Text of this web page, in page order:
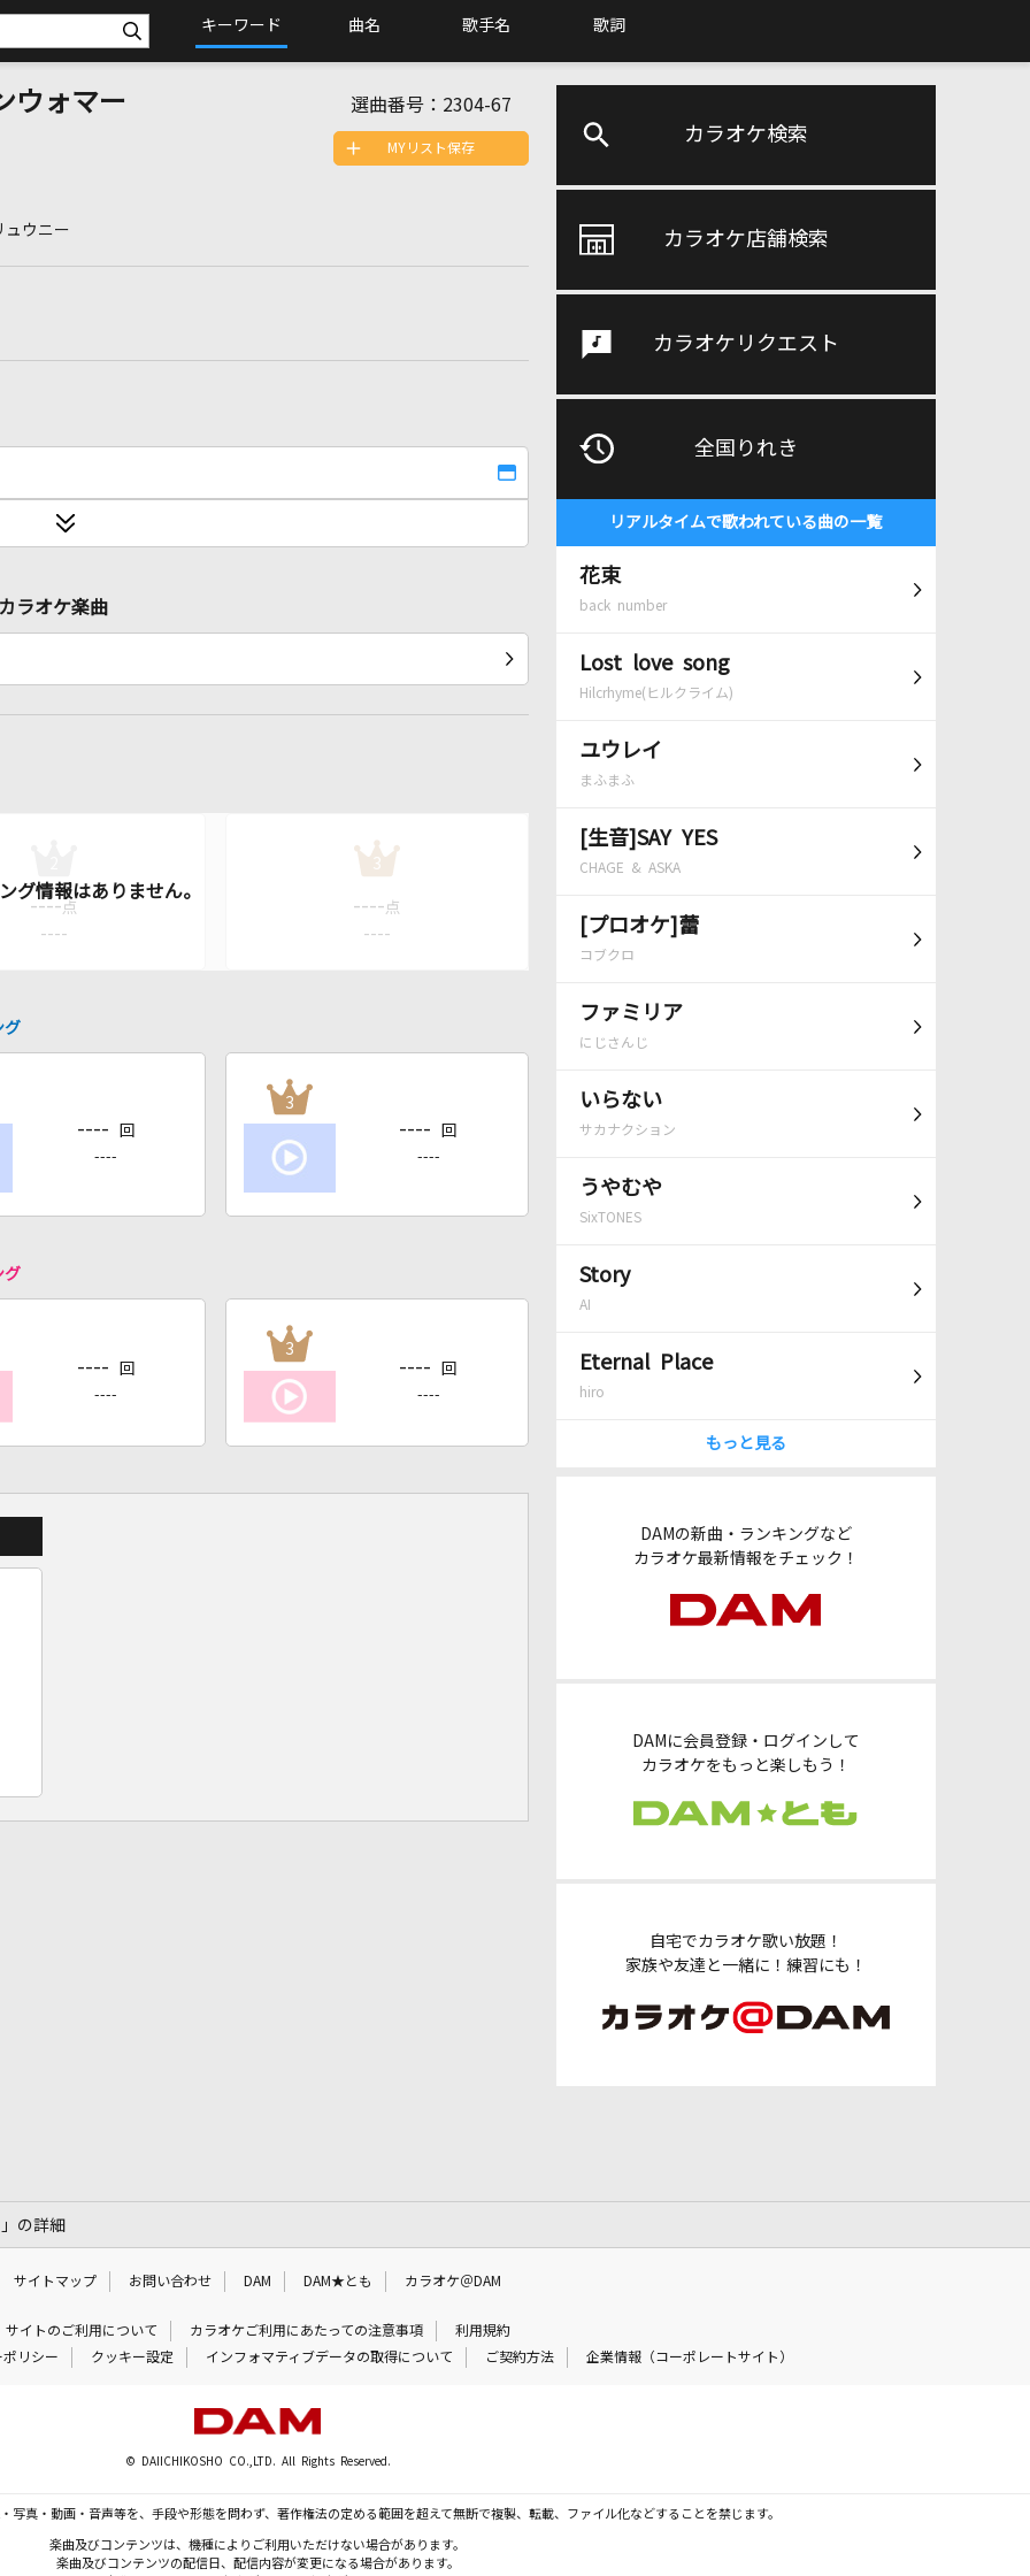
キーワード 曲名 歌手名 歌詞
カラオケ検索
カラオケ店舗検索
カラオケリクエスト
全国りれき
リアルタイムで歌われている曲の一覧
花束
back number
Lost love song
Hilcrhyme(ヒルクライム)
ユウレイ
まふまふ
[生音]SAY YES
CHAGE & ASKA
[プロオケ]蕾
コブクロ
ファミリア
にじさんじ
いらない
サカナクション
うやむや
SixTONES
Story
AI
Eternal Place
hiro
もっと見る
DAMの新曲・ランキングなど
カラオケ最新情報をチェック！
DAMに会員登録・ログインして
カラオケをもっと楽しもう！
自宅でカラオケ歌い放題！
家族や友達と一緒に！練習にも！
ウォマー 選曲番号： 2304-67
ュウニー
MYリスト保存
ラオケ楽曲
---- 点
----
3
---- 点
----
グ
---- 回
----
3
---- 回
----
グ
---- 回
----
3
---- 回
----
の詳細
サイトマップ お問い合わせ DAM DAM★とも カラオケ＠DAM
サイトのご利用について カラオケご利用にあたっての注意事項
利用規約
リシー
クッキー設定 インフォマティブデータの取得について ご契約方法 企業情報（コーポレートサイト）
© DAIICHIKOSHO CO.,LTD. All Rights Reserved.
写真・動画・音声等を、手段や形態を問わず、著作権法の定める範囲を超えて無断で複製、転載、ファイル化などすることを禁じます。
楽曲及びコンテンツは、機種によりご利用いただけない場合があります。
楽曲及びコンテンツの配信日、配信内容が変更になる場合があります。